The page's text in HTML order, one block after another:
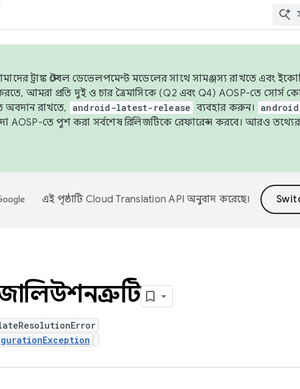
ট্রাঙ্ক স্টেবল ডেভেলপমেন্ট মডেলের সাথে সামঞ্জস্য রাখতে এবং
করতে, আমরা প্রতি দুই ও চার ত্রৈমাসিকে (Q2 এবং Q4) AOSP-তে সোর্স
অবদান রাখতে,
android-latest-release ব্যবহার করুন।
সর্বদা AOSP-তে পুশ করা সর্বশেষ রিলিজটিকে রেফারেন্স করবে। আরও
এই পৃষ্ঠাটি Cloud Translation API অনুবাদ করেছে।